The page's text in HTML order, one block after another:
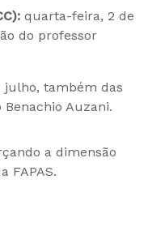
quarta-feira, 2 de
do professor
julho, também das
Auzani.
a dimensão
FAPAS.